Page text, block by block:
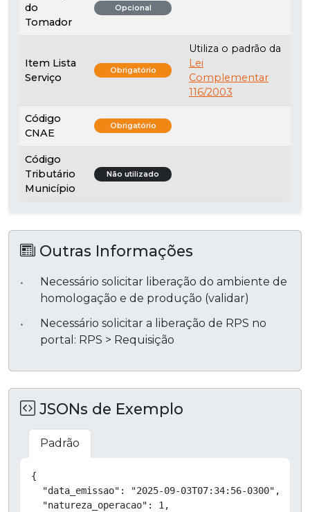
do
Tomador
Opcional
Item Lista
Serviço
Obrigatório
Utiliza o padrão da
Lei
Complementar
116/2003
Código
CNAE
Obrigatório
Código
Tributário
Município
Não utilizado
Outras Informações
Necessário solicitar liberação do ambiente de
homologação e de produção (validar)
Necessário solicitar a liberação de RPS no
portal: RPS > Requisição
JSONs de Exemplo
Padrão
{
  "data_emissao": "2025-09-03T07:34:56-0300",
  "natureza_operacao": 1,